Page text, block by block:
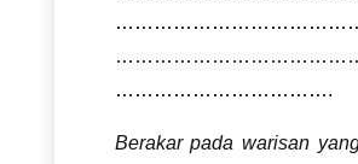
…………………………….
Berakar pada warisan